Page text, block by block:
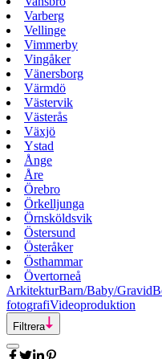
Varberg
Vellinge
Vimmerby
Vingåker
Vänersborg
Värmdö
Västervik
Västerås
Växjö
Ystad
Ånge
Åre
Örebro
Örkelljunga
Örnsköldsvik
Östersund
Österåker
Östhammar
Övertorneå
ArkitekturBarn/Baby/Gravid
fotografiVideoproduktion
Filtrera